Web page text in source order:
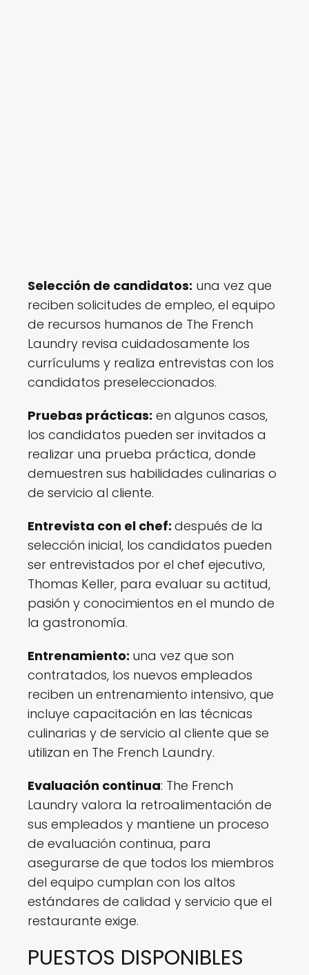
Selección de candidatos: una vez que
reciben solicitudes de empleo, el equipo
de recursos humanos de The French
Laundry revisa cuidadosamente los
currículums y realiza entrevistas con los
candidatos preseleccionados.
Pruebas prácticas: en algunos casos,
los candidatos pueden ser invitados a
realizar una prueba práctica, donde
demuestren sus habilidades culinarias o
de servicio al cliente.
Entrevista con el chef: después de la
selección inicial, los candidatos pueden
ser entrevistados por el chef ejecutivo,
Thomas Keller, para evaluar su actitud,
pasión y conocimientos en el mundo de
la gastronomía.
Entrenamiento: una vez que son
contratados, los nuevos empleados
reciben un entrenamiento intensivo, que
incluye capacitación en las técnicas
culinarias y de servicio al cliente que se
utilizan en The French Laundry.
Evaluación continua: The French
Laundry valora la retroalimentación de
sus empleados y mantiene un proceso
de evaluación continua, para
asegurarse de que todos los miembros
del equipo cumplan con los altos
estándares de calidad y servicio que el
restaurante exige.
PUESTOS DISPONIBLES